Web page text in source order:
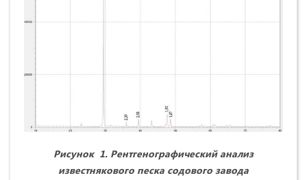
Рисунок 1. Рентгенографический анализ
известнякового песка содового завода